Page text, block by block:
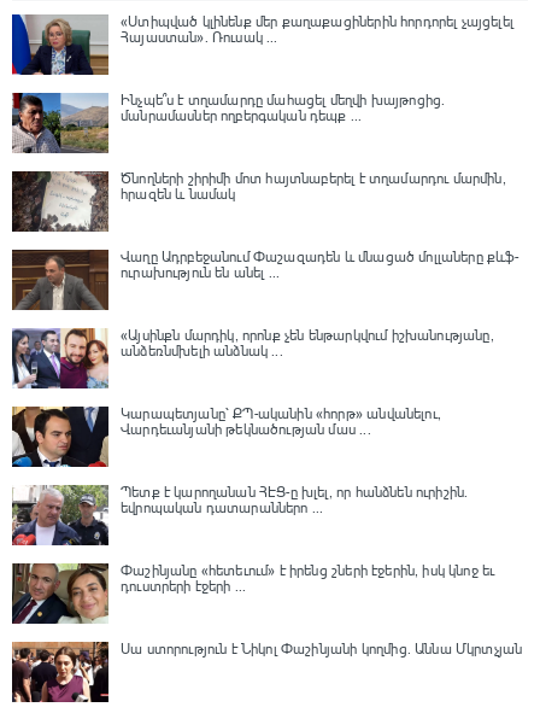
«Ստիպված կլինենք մեր քաղաքացիներին հորդորել չայցելել
Հայաստան»․ Ռուսակ ...
Ինչպե՞ս է տղամարդը մահացել մեղվի խայթոցից.
մանրամասներ ողբերգական դեպք ...
Ծնողների շիրիմի մոտ հայտնաբերել է տղամարդու մարմին,
հրազեն և նամակ
Վաղը Ադրբեջանում Փաշազադեն և մնացած մոլլաները քևֆ-
ուրախություն են անել ...
«Այսինքն մարդիկ, որոնք չեն ենթարկվում իշխանությանը,
անձեռնմխելի անձնակ ...
Կարապետյանը՝ ՔՊ-ականին «հորթ» անվանելու,
Վարդեւանյանի թեկնածության մաս ...
Պետք է կարողանան ՀԷՑ-ը խլել, որ հանձնեն ուրիշին.
եվրոպական դատարաններո ...
Փաշինյանը «հետեւում» է իրենց շների էջերին, իսկ կնոջ եւ
դուստրերի էջերի ...
Սա ստորություն է Նիկոլ Փաշինյանի կողմից․ Աննա Մկրտչյան